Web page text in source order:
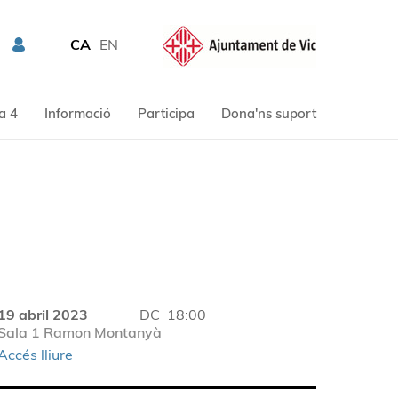
CA EN
4 Informació Participa Dona'ns suport
abril 2023 DC 18:00
1 Ramon Montanyà
lliure